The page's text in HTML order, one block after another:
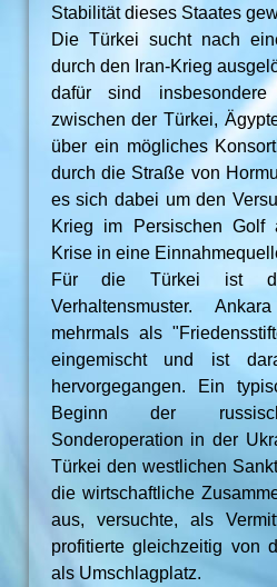
Stabilität dieses Staates
Die Türkei sucht nach
durch den Iran-Krieg
dafür sind insbesondere
zwischen der Türkei,
über ein mögliches
durch die Straße von
es sich dabei um den
Krieg im Persischen Golf
Krise in eine
Für die Türkei ist
Verhaltensmuster.
mehrmals als
eingemischt und ist
hervorgegangen. Ein
Beginn der
Sonderoperation in der
Türkei den westlichen
die wirtschaftliche
aus, versuchte, als
profitierte gleichzeitig von
als Umschlagplatz.